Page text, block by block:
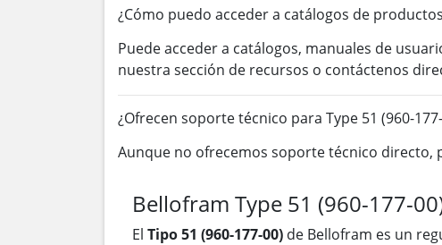
¿Cómo puedo acceder a catálogos de
Puede acceder a catálogos, manuales de
nuestra sección de recursos o contáctenos
¿Ofrecen soporte técnico para Type 51 (960-
Aunque no ofrecemos soporte técnico directo,
Bellofram Type 51 (960-177-
El Tipo 51 (960-177-00) de Bellofram es un